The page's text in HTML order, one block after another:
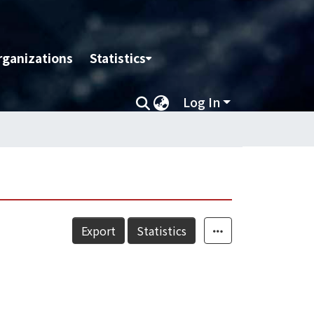
Statistics
Log In
Export Statistics